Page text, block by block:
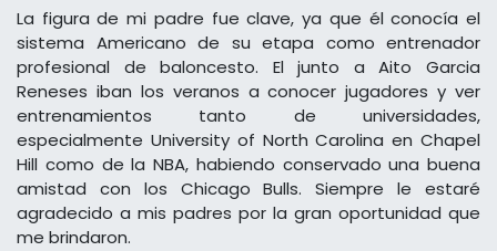
La figura de mi padre fue clave, ya que él conocía el
sistema Americano de su etapa como entrenador
profesional de baloncesto. El junto a Aito Garcia
Reneses iban los veranos a conocer jugadores y ver
entrenamientos tanto de universidades,
especialmente University of North Carolina en Chapel
Hill como de la NBA, habiendo conservado una buena
amistad con los Chicago Bulls. Siempre le estaré
agradecido a mis padres por la gran oportunidad que
me brindaron.